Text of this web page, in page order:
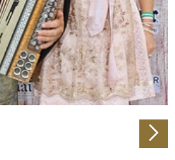
für soziale Medien anbieten
auf unsere Website zu
wir Informationen zu Ihrer
an unsere Partner für
Analysen weiter. Unsere
möglicherweise mit
Ihrer Nutzung der Dienste